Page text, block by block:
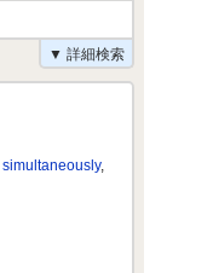
▼ 詳細検索
simultaneously,